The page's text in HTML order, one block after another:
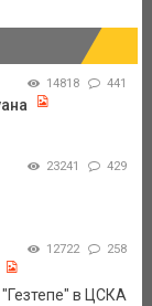
14818 441
23241 429
12722 258
в ЦСКА